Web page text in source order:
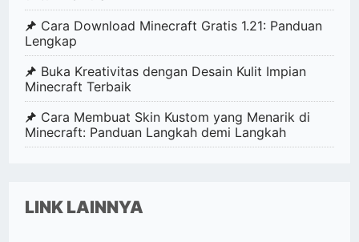
Cara Download Minecraft Gratis 1.21: Panduan
Lengkap
Buka Kreativitas dengan Desain Kulit Impian
Minecraft Terbaik
Cara Membuat Skin Kustom yang Menarik di
Minecraft: Panduan Langkah demi Langkah
LINK LAINNYA